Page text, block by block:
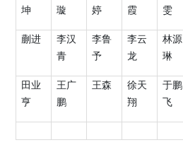
坤
璇
婷
霞
雯
蒯进
李汉
青
李鲁
予
李云
龙
林源
琳
田业
亨
王广
鹏
王森
徐天
翔
于鹏
飞